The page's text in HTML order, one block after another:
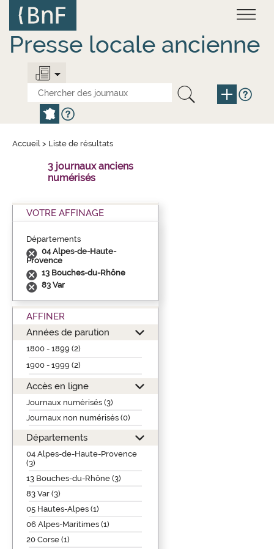
contenu
principal
Presse locale ancienne
Accueil > Liste de résultats
3 journaux anciens
numérisés
VOTRE AFFINAGE
Départements
04 Alpes-de-Haute-
Provence
13 Bouches-du-Rhône
83 Var
AFFINER
Années de parution
1800 - 1899 (2)
1900 - 1999 (2)
Accès en ligne
Journaux numérisés (3)
Journaux non numérisés (0)
Départements
04 Alpes-de-Haute-Provence
(3)
13 Bouches-du-Rhône (3)
83 Var (3)
05 Hautes-Alpes (1)
06 Alpes-Maritimes (1)
20 Corse (1)
Panneau de gestion des cookies